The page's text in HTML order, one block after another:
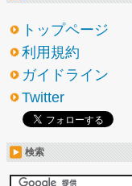
トップページ
利用規約
ガイドライン
Twitter
検索